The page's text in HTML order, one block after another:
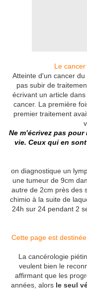
Le
Atteinte d'un cancer
pas subir de
écrivant un article
cancer. La première
premier traitement
Ne m’écrivez pas
vie. Ceux qui en
on diagnostique un
une tumeur de 9cm
autre de 2cm près des
chimio à la suite de
24h sur 24 pendant 2
Cette page est
La cancérologie
veulent bien le
affirmant que les
années, alors le seul